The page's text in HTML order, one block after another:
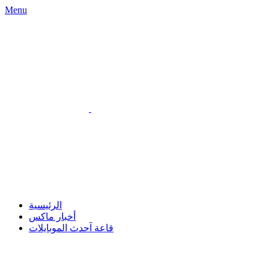
Menu
الرئيسية
أخبار ماكس
قاعة آحدث الموبايلات